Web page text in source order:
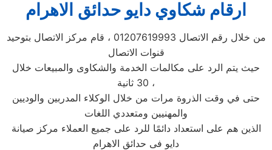
ارقام شكاوي دايو حدائق الاهرام
من خلال رقم الاتصال 01207619993 ، قام مركز الاتصال بتوحيد
قنوات الاتصال
حيث يتم الرد على مكالمات الخدمة والشكاوى والمبيعات خلال
30 ثانية ،
حتى في وقت الذروة مرات من خلال الوكلاء المدربين والوديين
والمهنيين ومتعددي اللغات
الذين هم على استعداد دائمًا للرد على جميع العملاء مركز صيانة
دايو فى حدائق الاهرام